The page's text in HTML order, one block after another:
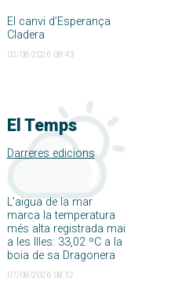
El canvi d’Esperança
Cladera
02/08/2026 08:43
El Temps
Darreres edicions
L’aigua de la mar
marca la temperatura
més alta registrada mai
a les Illes: 33,02 ºC a la
boia de sa Dragonera
07/08/2026 08:12